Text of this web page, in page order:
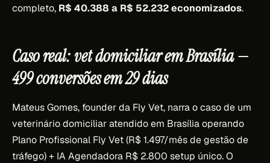
completo, R$ 40.388 a R$ 52.232 economizados.
Caso real: vet domiciliar em Brasília —
499 conversões em 29 dias
Mateus Gomes, founder da Fly Vet, narra o caso de um
veterinário domiciliar atendido em Brasília operando
Plano Profissional Fly Vet (R$ 1.497/mês de gestão de
tráfego) + IA Agendadora R$ 2.800 setup único. O